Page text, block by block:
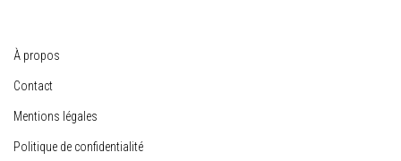
À propos
Contact
Mentions légales
Politique de confidentialité